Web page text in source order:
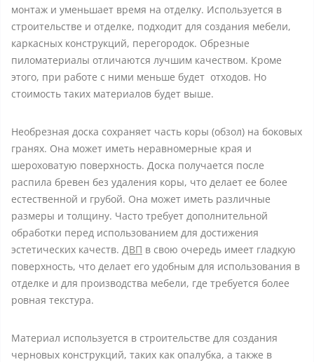
монтаж и уменьшает время на отделку. Используется в
строительстве и отделке, подходит для создания мебели,
каркасных конструкций, перегородок. Обрезные
пиломатериалы отличаются лучшим качеством. Кроме
этого, при работе с ними меньше будет отходов. Но
стоимость таких материалов будет выше.
Необрезная доска сохраняет часть коры (обзол) на боковых
гранях. Она может иметь неравномерные края и
шероховатую поверхность. Доска получается после
распила бревен без удаления коры, что делает ее более
естественной и грубой. Она может иметь различные
размеры и толщину. Часто требует дополнительной
обработки перед использованием для достижения
эстетических качеств. ДВП в свою очередь имеет гладкую
поверхность, что делает его удобным для использования в
отделке и для производства мебели, где требуется более
ровная текстура.
Материал используется в строительстве для создания
черновых конструкций, таких как опалубка, а также в